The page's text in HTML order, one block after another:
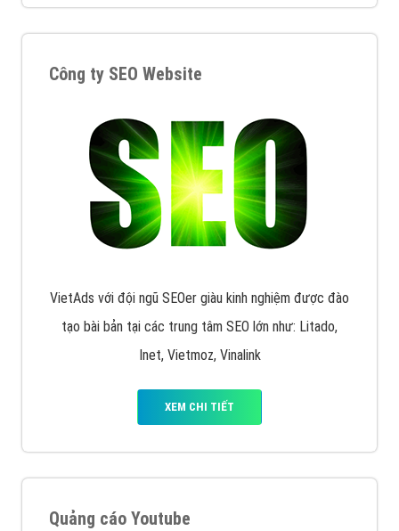
Công ty SEO Website
VietAds với đội ngũ SEOer giàu kinh nghiệm được đào
tạo bài bản tại các trung tâm SEO lớn như: Litado,
Inet, Vietmoz, Vinalink
XEM CHI TIẾT
Quảng cáo Youtube